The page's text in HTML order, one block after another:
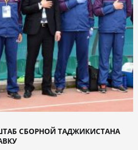
СБОРНОЙ ТАДЖИКИСТАНА